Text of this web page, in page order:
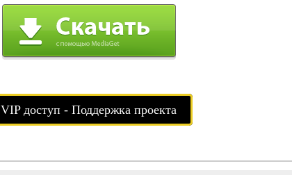
VIP доступ - Поддержка проекта